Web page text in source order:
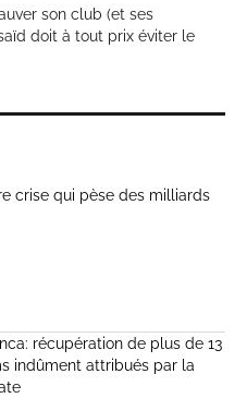
son club (et ses
doit à tout prix éviter le
crise qui pèse des milliards
récupération de plus de 13
indûment attribués par la